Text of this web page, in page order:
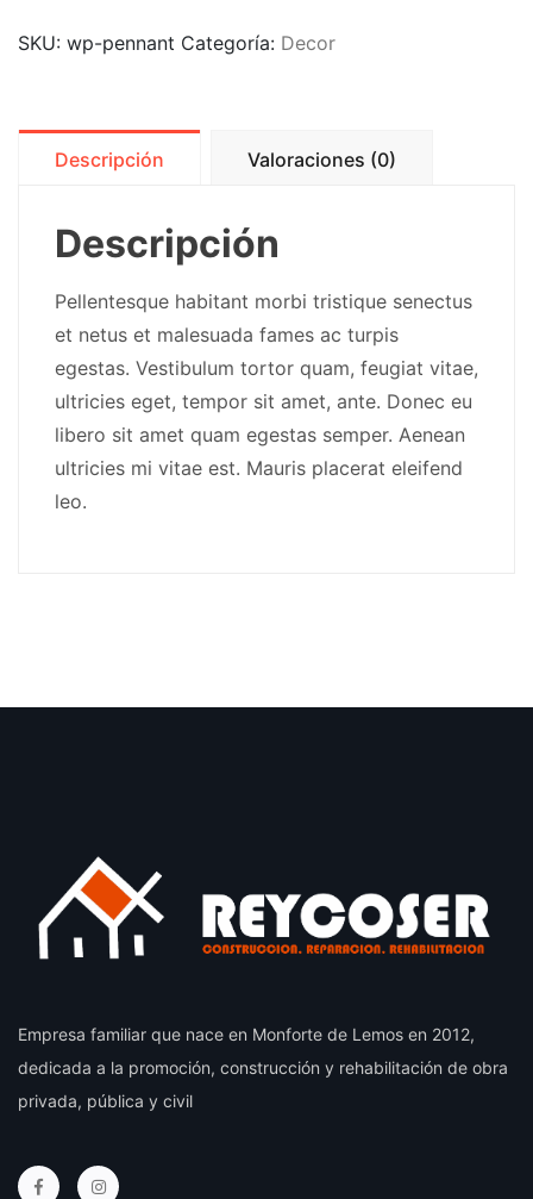
SKU: wp-pennant Categoría: Decor
Descripción Valoraciones (0)
Descripción
Pellentesque habitant morbi tristique senectus
et netus et malesuada fames ac turpis
egestas. Vestibulum tortor quam, feugiat vitae,
ultricies eget, tempor sit amet, ante. Donec eu
libero sit amet quam egestas semper. Aenean
ultricies mi vitae est. Mauris placerat eleifend
leo.
Empresa familiar que nace en Monforte de Lemos en 2012,
dedicada a la promoción, construcción y rehabilitación de obra
privada, pública y civil